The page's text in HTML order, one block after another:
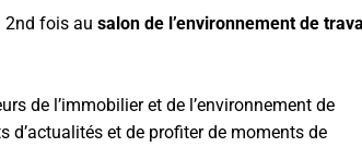
2nd fois au salon de l’environnement de
de l’immobilier et de l’environnement de
d’actualités et de profiter de moments de